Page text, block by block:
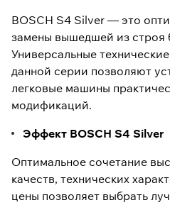
BOSCH S4 Silver — это
замены вышедшей из строя
Универсальные
данной серии позволяют
легковые машины
модификаций.
Эффект BOSCH S4 Silver
Оптимальное сочетание
качеств, технических
цены позволяет выбрать